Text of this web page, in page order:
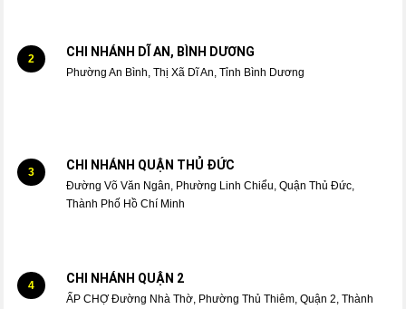
2 CHI NHÁNH DĨ AN, BÌNH DƯƠNG
Phường An Bình, Thị Xã Dĩ An, Tỉnh Bình Dương
3 CHI NHÁNH QUẬN THỦ ĐỨC
Đường Võ Văn Ngân, Phường Linh Chiểu, Quận Thủ Đức,
Thành Phố Hồ Chí Minh
4 CHI NHÁNH QUẬN 2
ẤP CHỢ Đường Nhà Thờ, Phường Thủ Thiêm, Quận 2, Thành